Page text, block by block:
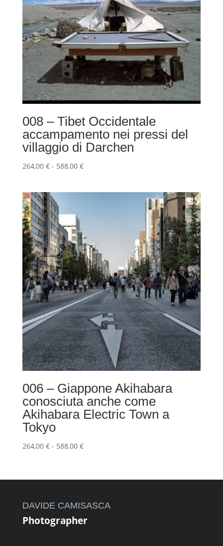
008 – Tibet Occidentale
accampamento nei pressi del
villaggio di Darchen
264,00 € - 588,00 €Fascia
588,00 €
006 – Giappone Akihabara
conosciuta anche come
Akihabara Electric Town a
Tokyo
264,00 € - 588,00 €Fascia
da
a
DAVIDE CAMISASCA
Photographer